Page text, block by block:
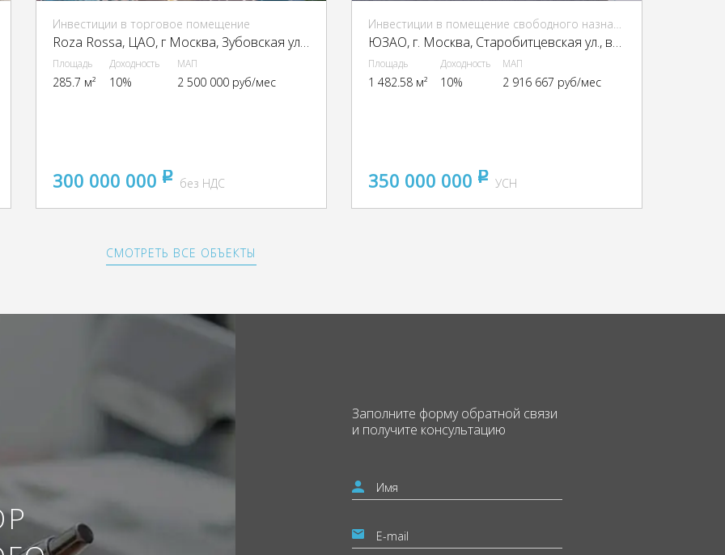
Инвестиции в торговое помещение
Roza Rossa, ЦАО, г Москва, Зубовская ул., 7, стр. 1
Площадь
285.7 м²
Доходность
10%
МАП
2 500 000 руб/мес
300 000 000 pуббез НДС
Инвестиции в помещение свободного назначения (ПСН)
ЮЗАО, г. Москва, Старобитцевская ул., вл. 16
Площадь
1 482.58 м²
Доходность
10%
МАП
2 916 667 руб/мес
350 000 000 pуб
УСН
СМОТРЕТЬ ВСЕ ОБЪЕКТЫ
Заполните формуобратной связи
и получите консультацию